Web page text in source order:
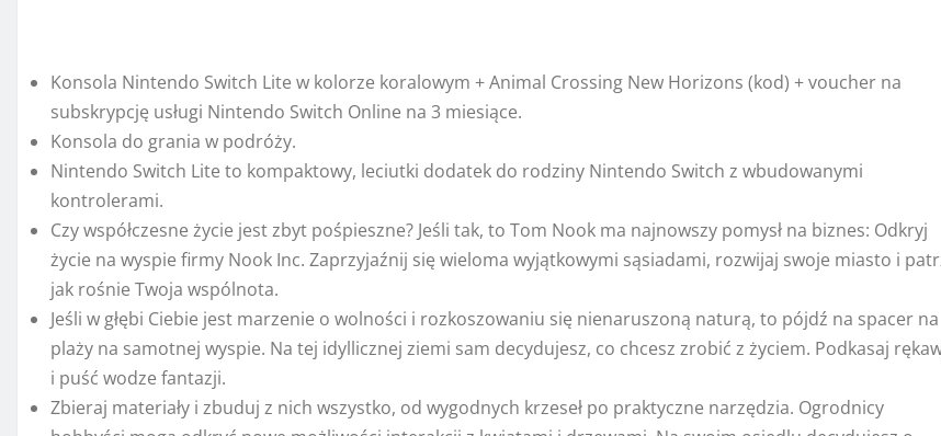
jak rośnie Twoja wspólnota.
Jeśli w głębi Ciebie jest marzenie o wolności i rozkoszowaniu się nienaruszoną naturą, to pójdź na spacer na
plaży na samotnej wyspie. Na tej idyllicznej ziemi sam decydujesz, co chcesz zrobić z życiem. Podkasaj rękawy
i puść wodze fantazji.
Zbieraj materiały i zbuduj z nich wszystko, od wygodnych krzeseł po praktyczne narzędzia. Ogrodnicy
hobbyści mogą odkryć nowe możliwości interakcji z kwiatami i drzewami. Na swoim osiedlu decydujesz o
wszystkim. Nowy system do majsterkowania pozwala na produkcję narzędzi, mebli i innych produktów z
zebranych materiałów. Odpręż się poprzez ogrodnictwo, wędkowanie, dekorowanie, rozmowy z uroczymi
postaciami.